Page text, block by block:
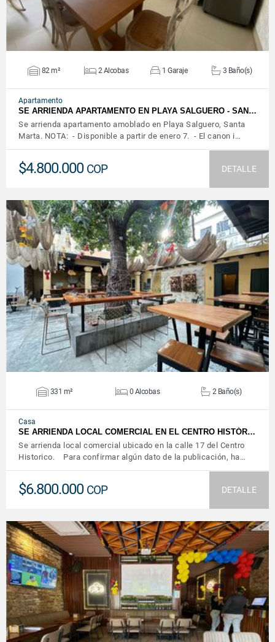
82 m² 2 Alcobas 1 Garaje 3 Baño(s)
Apartamento
SE ARRIENDA APARTAMENTO EN PLAYA SALGUERO - SAN…
Se arrienda apartamento amoblado en Playa Salguero, Santa
Marta. NOTA: - Disponible a partir de enero 7. - El canon i…
$4.800.000 COP DETALLE
VER DETALLES
331 m² 0 Alcobas 2 Baño(s)
Casa
SE ARRIENDA LOCAL COMERCIAL EN EL CENTRO HISTÓR…
Se arrienda local comercial ubicado en la calle 17 del Centro
Historico. Para confirmar algún dato de la publicación, ha…
$6.800.000 COP DETALLE
VER DETALLES